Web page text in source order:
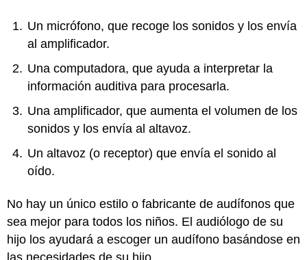
Un micrófono, que recoge los sonidos y los envía
al amplificador.
Una computadora, que ayuda a interpretar la
información auditiva para procesarla.
Una amplificador, que aumenta el volumen de los
sonidos y los envía al altavoz.
Un altavoz (o receptor) que envía el sonido al
oído.
No hay un único estilo o fabricante de audífonos que
sea mejor para todos los niños. El audiólogo de su
hijo los ayudará a escoger un audífono basándose en
las necesidades de su hijo.